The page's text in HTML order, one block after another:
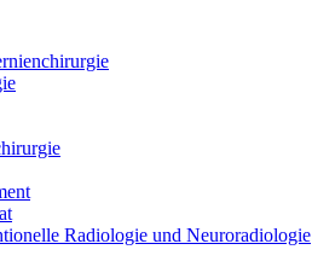
Radiologie und Neuroradiologie